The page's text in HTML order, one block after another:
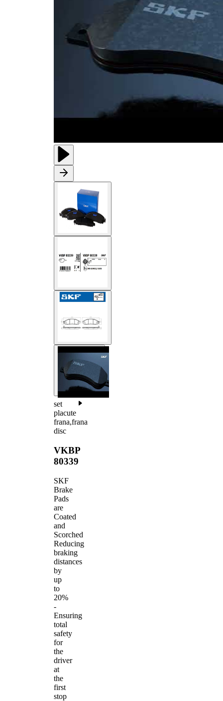
set
placute
frana,frana
disc
VKBP
80339
SKF
Brake
Pads
are
Coated
and
Scorched
Reducing
braking
distances
by
up
to
20%
-
Ensuring
total
safety
for
the
driver
at
the
first
stop